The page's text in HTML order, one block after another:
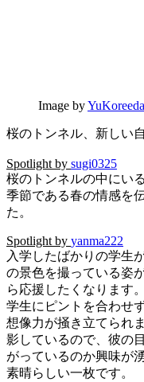
Image byYuKoreeda
桜のトンネル、新しい
Spotlight by sugi0325
桜のトンネルの中にい
季節である春の情感を
た。
Spotlight by yanma222
入学したばかりの学生
の景色を撮っている姿
ら応援したくなります。
学生にピントを合わせ
想像力が掻き立てられ
影しているので、彼の
がっているのか興味が
素晴らしい一枚です。